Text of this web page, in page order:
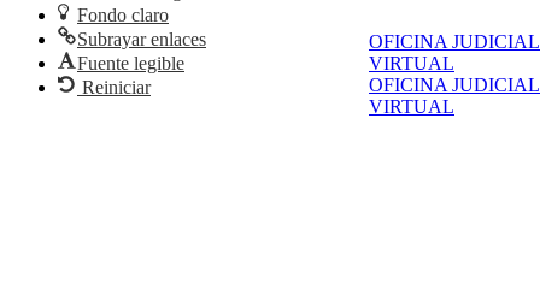
OFICINA JUDICIAL
VIRTUAL
OFICINA JUDICIAL
VIRTUAL
Fondo claro
Subrayar enlaces
Fuente legible
Reiniciar